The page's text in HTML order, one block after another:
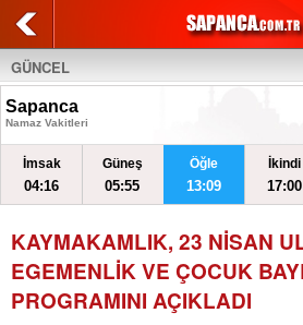
GÜNCEL
Sapanca
Namaz Vakitleri
İmsak
04:16
Güneş
05:55
Öğle
13:09
İkindi
17:00
KAYMAKAMLIK, 23 NİSAN
EGEMENLİK VE ÇOCUK
PROGRAMINI AÇIKLADI